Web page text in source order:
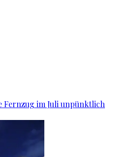
Fernzug im Juli unpünktlich